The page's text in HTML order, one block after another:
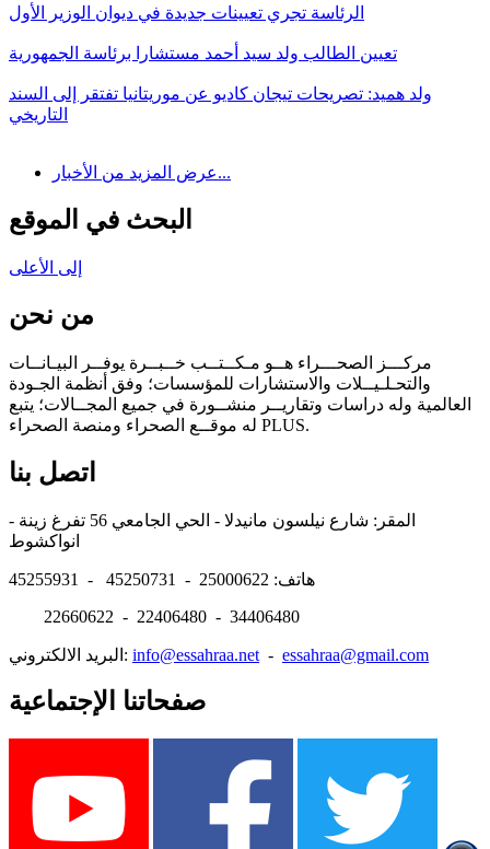
الرئاسة تجري تعيينات جديدة في ديوان الوزير الأول
تعيين الطالب ولد سيد أحمد مستشارا برئاسة الجمهورية
ولد هميد: تصريحات تيجان كاديو عن موريتانيا تفتقر إلى السند
التاريخي
عرض المزيد من الأخبار...
البحث في الموقع
إلى الأعلى
من نحن
مركـــز الصحـــراء هــو مـكــتــب خــبــرة يوفــر البيـانــات
والتحـلـيــلات والاستشارات للمؤسسات؛ وفق أنظمة الجـودة
العالمية وله دراسات وتقاريــر منشــورة في جميع المجــالات؛ يتبع
له موقــع الصحراء ومنصة الصحراء PLUS.
اتصل بنا
المقر: شارع نيلسون مانيدلا - الحي الجامعي 56 تفرغ زينة -
هاتف: 25000622 - 45250731 - 45255931
22660622 - 22406480 - 34406480
البريد الالكتروني: info@essahraa.net - essahraa@gmail.com
صفحاتنا الإجتماعية